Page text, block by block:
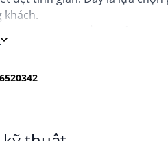
khách.
BUESTARR - Điểm nhấn hài
được làm từ chất liệu
nhuộm sợi (dope-dyed) giúp
các khu vực như góc đọc